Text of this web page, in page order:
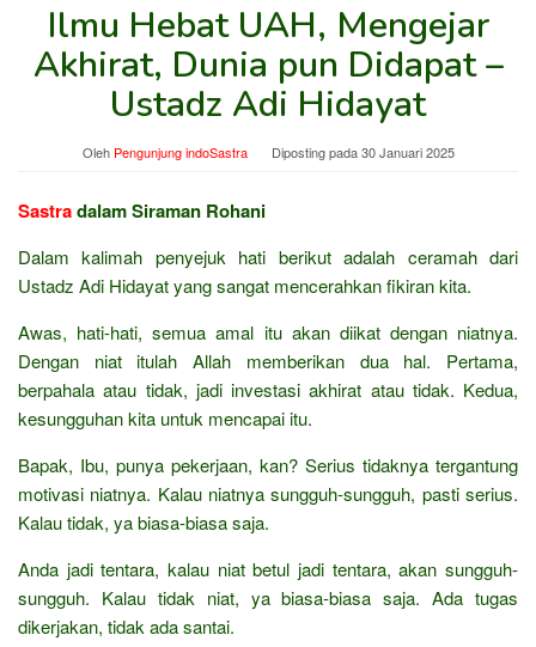
Ilmu Hebat UAH, Mengejar
Akhirat, Dunia pun Didapat –
Ustadz Adi Hidayat
Oleh Pengunjung indoSastra Diposting pada30 Januari 2025
Sastradalam Siraman Rohani
Dalam kalimah penyejuk hati berikut adalah ceramah dari
Ustadz Adi Hidayat yang sangat mencerahkan fikiran kita.
Awas, hati-hati, semua amal itu akan diikat dengan niatnya.
Dengan niat itulah Allah memberikan dua hal. Pertama,
berpahala atau tidak, jadi investasi akhirat atau tidak. Kedua,
kesungguhan kita untuk mencapai itu.
Bapak, Ibu, punya pekerjaan, kan? Serius tidaknya tergantung
motivasi niatnya. Kalau niatnya sungguh-sungguh, pasti serius.
Kalau tidak, ya biasa-biasa saja.
Anda jadi tentara, kalau niat betul jadi tentara, akan sungguh-
sungguh. Kalau tidak niat, ya biasa-biasa saja. Ada tugas
dikerjakan, tidak ada santai.